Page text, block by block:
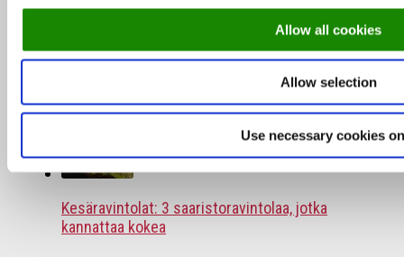
Allow all cookies
Allow selection
Use necessary cookies
TOP 10 ravintolat 2026 – asiakkaiden suosikit
Kesäravintolat: 3 saaristoravintolaa, jotka
kannattaa kokea